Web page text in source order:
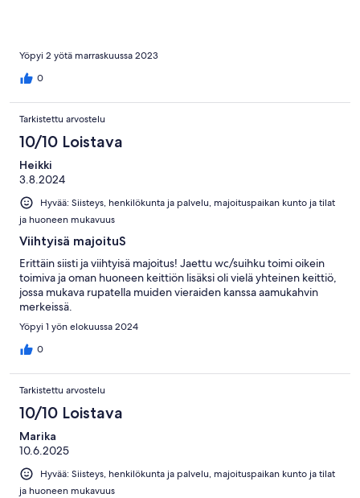
Yöpyi 2 yötä marraskuussa 2023
0
Tarkistettu arvostelu
10/10 Loistava
Heikki
3.8.2024
Hyvää: Siisteys, henkilökunta ja palvelu, majoituspaikan kunto ja tilat
ja huoneen mukavuus
Viihtyisä majoituS
Erittäin siisti ja viihtyisä majoitus! Jaettu wc/suihku toimi oikein
toimiva ja oman huoneen keittiön lisäksi oli vielä yhteinen keittiö,
jossa mukava rupatella muiden vieraiden kanssa aamukahvin
merkeissä.
Yöpyi 1 yön elokuussa 2024
0
Tarkistettu arvostelu
10/10 Loistava
Marika
10.6.2025
Hyvää: Siisteys, henkilökunta ja palvelu, majoituspaikan kunto ja tilat
ja huoneen mukavuus